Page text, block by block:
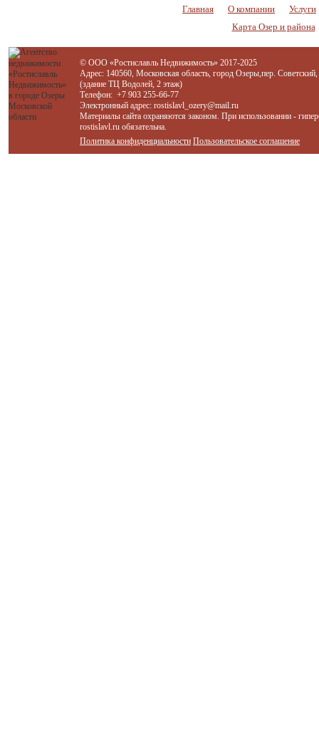
Главная О компании
Услуги
Карта Озер и района
© ООО «Ростиславль Недвижимость» 2017-2025
Адрес: 140560, Московская область, город Озеры,пер.
(здание ТЦ Водолей, 2 этаж)
Телефон: +7 903 255-66-77
Электронный адрес: rostislavl_ozery@mail.ru
Материалы сайта охраняются законом. При использовании -
rostislavl.ru обязательна.
Политика конфиденциальности Пользовательское соглашение